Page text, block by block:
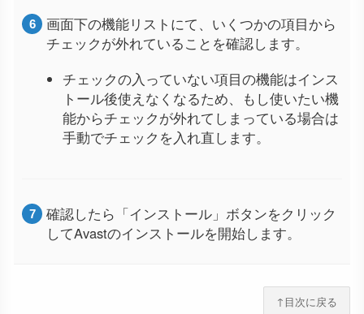
画面下の機能リストにて、いくつかの項目から
チェックが外れていることを確認します。
チェックの入っていない項目の機能はインス
トール後使えなくなるため、もし使いたい機
能からチェックが外れてしまっている場合は
手動でチェックを入れ直します。
確認したら「インストール」ボタンをクリック
してAvastのインストールを開始します。
↑目次に戻る